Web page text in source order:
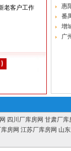
老客户工作
惠
番
增
广
四川厂库房网 甘肃厂库
房网 江苏厂库房网 山